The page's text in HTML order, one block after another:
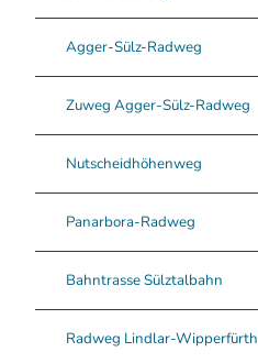
Agger-Sülz-Radweg
Zuweg Agger-Sülz-Radweg
Nutscheidhöhenweg
Panarbora-Radweg
Bahntrasse Sülztalbahn
Radweg Lindlar-Wipperfürth